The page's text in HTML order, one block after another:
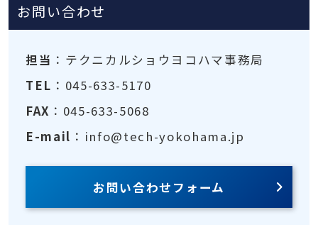
お問い合わせ
担当 ：テクニカルショウヨコハマ事務局
TEL ：045-633-5170
FAX ：045-633-5068
E-mail ：info@tech-yokohama.jp
お問い合わせフォーム